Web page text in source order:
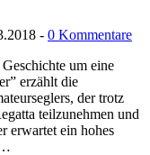
- 0 Kommentare
um eine
erzählt die
der trotz
teilzunehmen und
erwartet ein hohes